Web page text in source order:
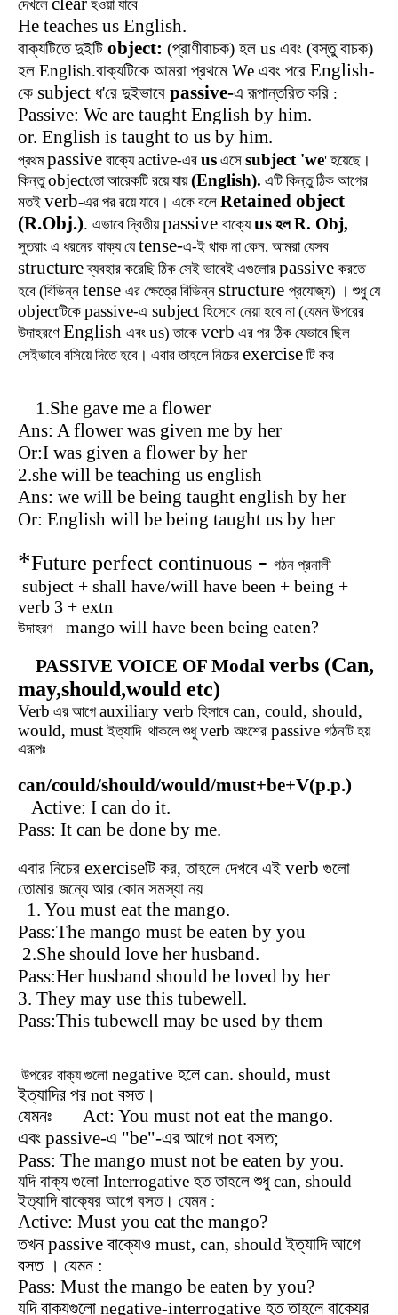
দেখলে হওয়া যাবে
He teaches us English.
বাক্যটিতে দুইটি object: (প্রাণীবাচক) হল us এবং (বস্তু বাচক)
হল English.বাক্যটিকে আমরা প্রথমে We এবং পরে English-
কে subject ধ'রে দুইভাবে passive-এ রূপান্তরিত করি :
Passive: We are taught English by him.
or. English is taught to us by him.
প্রথম passive বাক্যেactive-এর us এসে subject 'we' হয়েছে।
কিন্তুobjectতো আরেকটি রয়ে যায় (English). এটি কিন্তু ঠিক আগের
মতই verb-এর পর রয়ে যাবে। একে বলে Retained object
(R.Obj.). এভাবে দ্বিতীয় passive বাক্যে us হলR. Obj,
সুতরাং এ ধরনের বাক্য যেtense-এ-ই থাক না কেন, আমরা যেসব
structure ব্যবহার করেছি ঠিক সেই ভাবেই এগুলোর passive করতে
হবে (বিভিন্ন tense এর ক্ষেত্রে বিভিন্ন structure প্রযোজ্য) । শুধু যে
objectটিকে passive-এ subject হিসেবে নেয়া হবে না (যেমন উপরের
উদাহরণে English এবং us) তাকে verb এর পর ঠিক যেভাবে ছিল
সেইভাবে বসিয়ে দিতে হবে। এবার তাহলে নিচের exercise টি কর
1.She gave me a flower
Ans: A flower was given me by her
Or:I was given a flower by her
2.she will be teaching us english
Ans: we will be being taught english by her
Or: English will be being taught us by her
*Future perfect continuous - গঠন প্রনালী
subject + shall have/will have been + being +
verb 3 + extn
উদাহরণmango will have been being eaten?
PASSIVE VOICE OF Modal verbs (Can,
may,should,would etc)
Verb এর আগে auxiliary verb হিসাবে can, could, should,
would, mustইত্যাদি থাকলে শুধুverb অংশের passive গঠনটি হয়
এরূপঃ
can/could/should/would/must+be+V(p.p.)
Active: I can do it.
Pass: It can be done by me.
এবার নিচের exerciseটি কর, তাহলে দেখবে এই verb গুলো
তোমার জন্যে আর কোন সমস্যা নয়
1. You must eat the mango.
Pass:The mango must be eaten by you
2.She should love her husband.
Pass:Her husband should be loved by her
3. They may use this tubewell.
Pass:This tubewell may be used by them
উপরের বাক্য গুলোnegative হলে can. should, must
ইত্যাদির পর not বসত।
যেমনঃ Act: You must not eat the mango.
এবং passive-এ "be"-এর আগে not বসত;
Pass: The mango must not be eaten by you.
যদি বাক্য গুলো Interrogative হত তাহলে শুধু can, should
ইত্যাদি বাক্যের আগে বসত। যেমন :
Active: Must you eat the mango?
তখন passive বাক্যেও must, can, should ইত্যাদি আগে
বসত । যেমন :
Pass: Must the mango be eaten by you?
যদি বাক্যগুলো negative-interrogative হত তাহলে বাক্যের